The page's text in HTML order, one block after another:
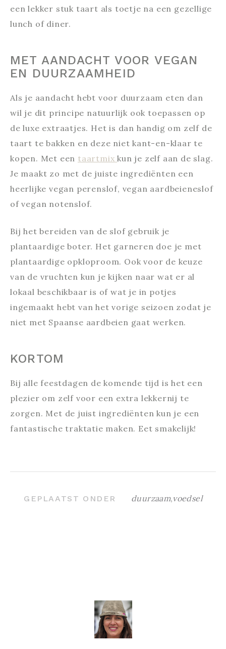
een lekker stuk taart als toetje na een gezellige
lunch of diner.
MET AANDACHT VOOR VEGAN
EN DUURZAAMHEID
Als je aandacht hebt voor duurzaam eten dan
wil je dit principe natuurlijk ook toepassen op
de luxe extraatjes. Het is dan handig om zelf de
taart te bakken en deze niet kant-en-klaar te
kopen. Met een taartmixkun je zelf aan de slag.
Je maakt zo met de juiste ingrediënten een
heerlijke vegan perenslof, vegan aardbeieneslof
of vegan notenslof.
Bij het bereiden van de slof gebruik je
plantaardige boter. Het garneren doe je met
plantaardige opkloproom. Ook voor de keuze
van de vruchten kun je kijken naar wat er al
lokaal beschikbaar is of wat je in potjes
ingemaakt hebt van het vorige seizoen zodat je
niet met Spaanse aardbeien gaat werken.
KORTOM
Bij alle feestdagen de komende tijd is het een
plezier om zelf voor een extra lekkernij te
zorgen. Met de juist ingrediënten kun je een
fantastische traktatie maken. Eet smakelijk!
GEPLAATST ONDER duurzaam,voedsel